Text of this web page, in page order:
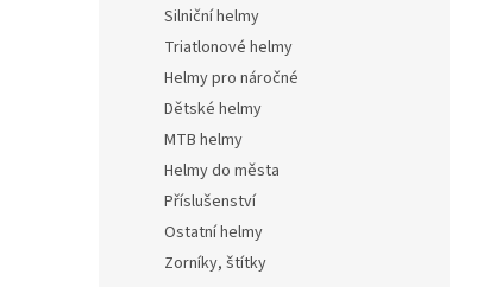
Silniční helmy
Triatlonové helmy
Helmy pro náročné
Dětské helmy
MTB helmy
Helmy do města
Příslušenství
Ostatní helmy
Zorníky, štítky